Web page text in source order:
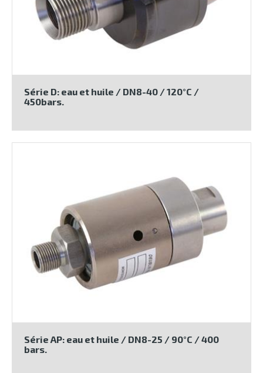
Série D: eau et huile / DN8-40 / 120°C /
450bars.
Série AP: eau et huile / DN8-25 / 90°C / 400
bars.